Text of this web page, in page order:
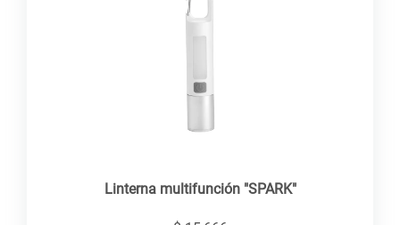
Linterna multifunción "SPARK"